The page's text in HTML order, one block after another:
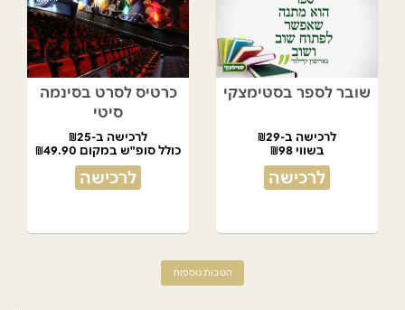
שובר לספר בסטימצקי
לרכישה ב-₪29
בשווי ₪98
לרכישה
כרטיס לסרט בסינמה
סיטי
לרכישה ב-₪25
כולל סופ"ש במקום ₪49.90
לרכישה
הטבות נוספות